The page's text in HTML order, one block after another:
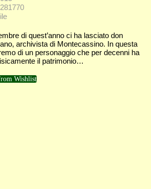
di quest’anno ci ha lasciato don
archivista di Montecassino. In questa
di un personaggio che per decenni ha
il patrimonio…
Wishlist